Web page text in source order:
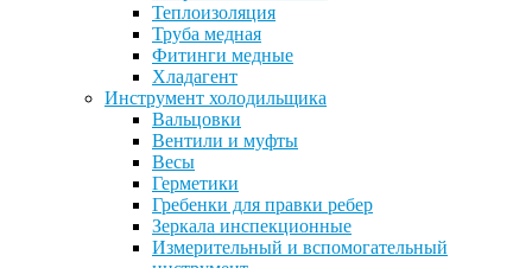
Теплоизоляция
Труба медная
Фитинги медные
Хладагент
Инструмент холодильщика
Вальцовки
Вентили и муфты
Весы
Герметики
Гребенки для правки ребер
Зеркала инспекционные
Измерительный и вспомогательный